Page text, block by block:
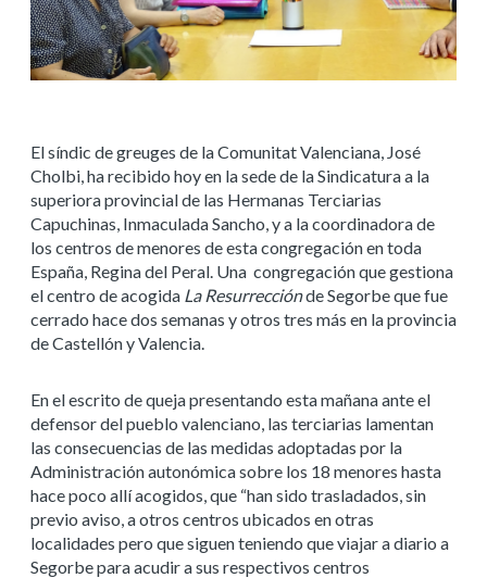
El síndic de greuges de la Comunitat Valenciana, José
Cholbi, ha recibido hoy en la sede de la Sindicatura a la
superiora provincial de las Hermanas Terciarias
Capuchinas, Inmaculada Sancho, y a la coordinadora de
los centros de menores de esta congregación en toda
España, Regina del Peral. Una congregación que gestiona
el centro de acogida La Resurrecciónde Segorbe que fue
cerrado hace dos semanas y otros tres más en la provincia
de Castellón y Valencia.
En el escrito de queja presentando esta mañana ante el
defensor del pueblo valenciano, las terciarias lamentan
las consecuencias de las medidas adoptadas por la
Administración autonómica sobre los 18 menores hasta
hace poco allí acogidos, que “han sido trasladados, sin
previo aviso, a otros centros ubicados en otras
localidades pero que siguen teniendo que viajar a diario a
Segorbe para acudir a sus respectivos centros